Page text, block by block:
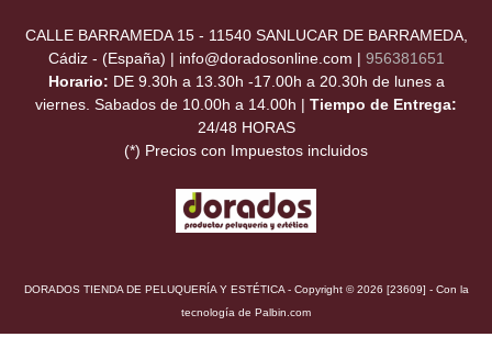
CALLE BARRAMEDA 15 - 11540 SANLUCAR DE BARRAMEDA,
Cádiz - (España) | info@doradosonline.com | 956381651
Horario: DE 9.30h a 13.30h -17.00h a 20.30h de lunes a
viernes. Sabados de 10.00h a 14.00h | Tiempo de Entrega:
24/48 HORAS
(*) Precios con Impuestos incluidos
DORADOS TIENDA DE PELUQUERÍA Y ESTÉTICA- Copyright © 2026 [23609] - Con la
tecnología de Palbin.com